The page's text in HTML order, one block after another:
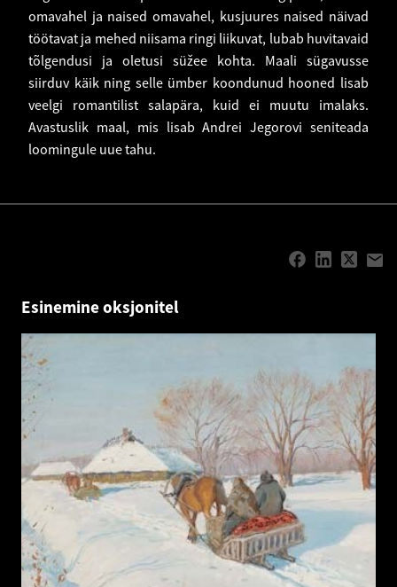
omavahel ja naised omavahel, kusjuures naised näivad
töötavat ja mehed niisama ringi liikuvat, lubab huvitavaid
tõlgendusi ja oletusi süžee kohta. Maali sügavusse
siirduv käik ning selle ümber koondunud hooned lisab
veelgi romantilist salapära, kuid ei muutu imalaks.
Avastuslik maal, mis lisab Andrei Jegorovi seniteada
loomingule uue tahu.
Esinemine oksjonitel